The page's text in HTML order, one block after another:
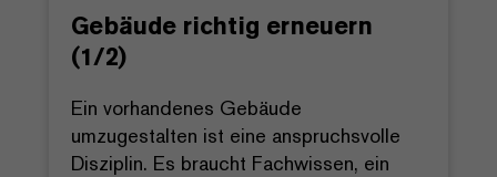
Gebäude richtig erneuern
(1/2)
Ein vorhandenes Gebäude
umzugestalten ist eine anspruchsvolle
Disziplin. Es braucht Fachwissen, ein